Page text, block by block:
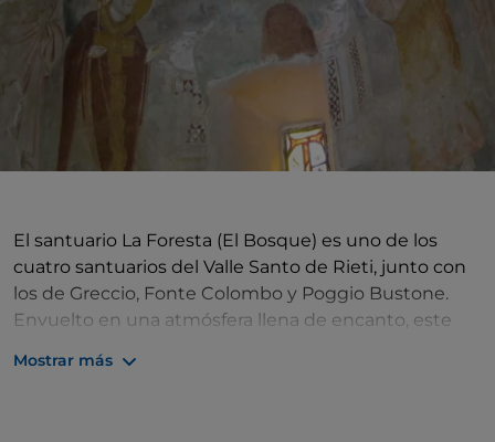
El santuario La Foresta (El Bosque) es uno de los
cuatro santuarios del Valle Santo de Rieti, junto con
los de Greccio, Fonte Colombo y Poggio Bustone.
Envuelto en una atmósfera llena de encanto, este
Mostrar más